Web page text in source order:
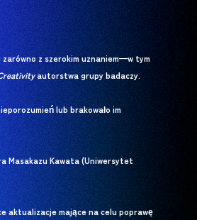
zarówno z szerokim uznaniem—w tym
autorstwa grupy badaczy.
lub brakowało im
Masakazu Kawata (Uniwersytet
aktualizacje mające na celu poprawę